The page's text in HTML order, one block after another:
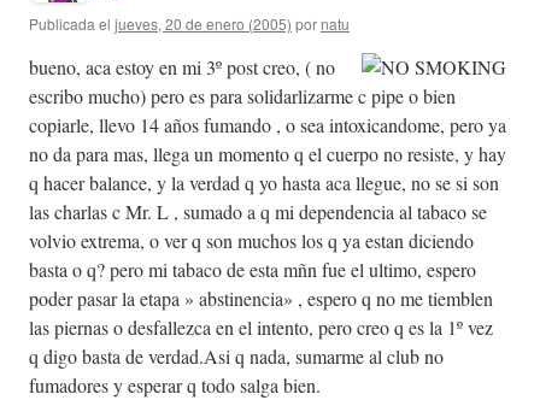
Publicada el jueves, 20 de enero (2005) por natu
bueno, aca estoy en mi 3º post creo, ( no
escribo mucho) pero es para solidarlizarme c pipe o bien
copiarle, llevo 14 años fumando , o sea intoxicandome, pero ya
no da para mas, llega un momento q el cuerpo no resiste, y hay
q hacer balance, y la verdad q yo hasta aca llegue, no se si son
las charlas c Mr. L , sumado a q mi dependencia al tabaco se
volvio extrema, o ver q son muchos los q ya estan diciendo
basta o q? pero mi tabaco de esta mñn fue el ultimo, espero
poder pasar la etapa » abstinencia» , espero q no me tiemblen
las piernas o desfallezca en el intento, pero creo q es la 1º vez
q digo basta de verdad.Asi q nada, sumarme al club no
fumadores y esperar q todo salga bien.